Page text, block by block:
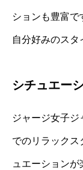
ションも豊富で
自分好みのスタ
シチュエー
ジャージ女子
でのリラックス
ュエーションが